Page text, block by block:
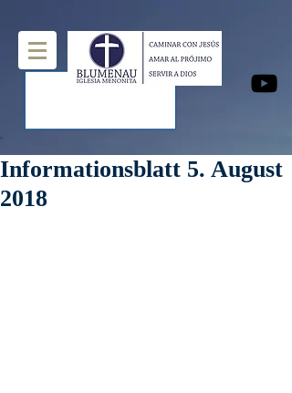
Informationsblatt 5. August
2018